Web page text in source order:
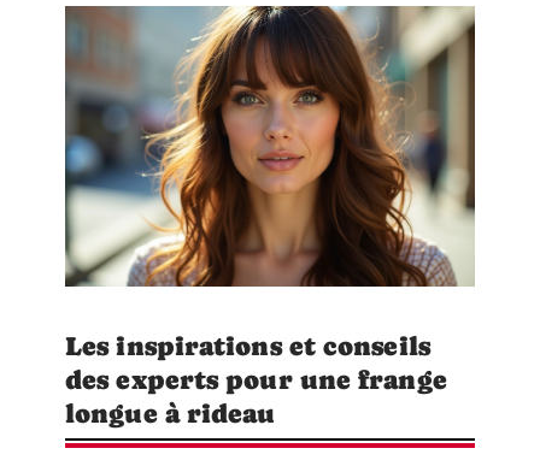
Les inspirations et conseils
des experts pour une frange
longue à rideau